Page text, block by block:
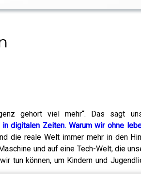
gehört viel mehr“. Das sagt
in digitalen Zeiten. Warum wir ohne
die reale Welt immer mehr in den
und auf eine Tech-Welt, die
tun können, um Kindern und